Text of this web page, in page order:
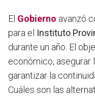
El Gobierno avanzó
para el Instituto
durante un año. El
económico, asegurar
garantizar la
Cuáles son las